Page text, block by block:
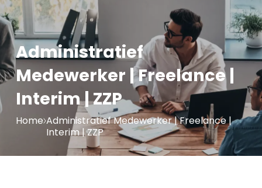
Administratief
Medewerker | Freelance |
Interim | ZZP
Home Administratief Medewerker | Freelance |
Interim | ZZP